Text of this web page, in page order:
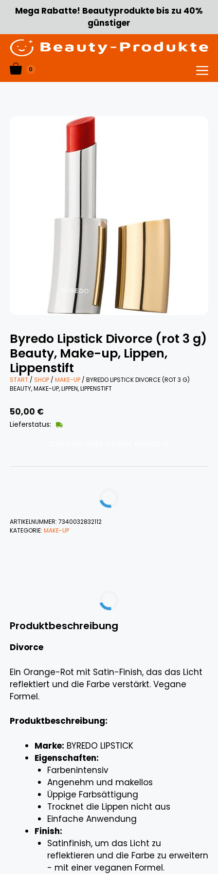
Zum
Inhalt
Mega Rabatte! Beautyprodukte bis zu 40%
günstiger
0
Menü
Byredo Lipstick Divorce (rot 3 g)
Beauty, Make-up, Lippen,
Lippenstift
START / SHOP / MAKE-UP / BYREDO LIPSTICK DIVORCE (ROT 3 G)
BEAUTY, MAKE-UP, LIPPEN, LIPPENSTIFT
50,00 €
Lieferstatus:
ARTIKELNUMMER: 7340032832112
KATEGORIE: MAKE-UP
Produktbeschreibung
Divorce
Ein Orange-Rot mit Satin-Finish, das das Licht
reflektiert und die Farbe verstärkt. Vegane
Formel.
Produktbeschreibung:
Marke: BYREDO LIPSTICK
Eigenschaften:
Farbenintensiv
Angenehm und makellos
Üppige Farbsättigung
Trocknet die Lippen nicht aus
Einfache Anwendung
Finish:
Satinfinish, um das Licht zu
reflektieren und die Farbe zu erweitern
- mit einer veganen Formel.